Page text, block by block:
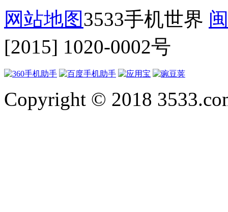
网站地图3533手机世界
[2015] 1020-0002号
Copyright © 2018